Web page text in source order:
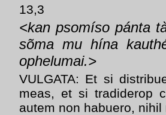
13,3
<kan psomíso pánta
sõma mu hína
ophelumai.>
VULGATA: Et si
meas, et si tradiderop
autem non habuero, nihil